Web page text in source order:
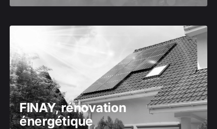
FINAY, rénovation
énergétique